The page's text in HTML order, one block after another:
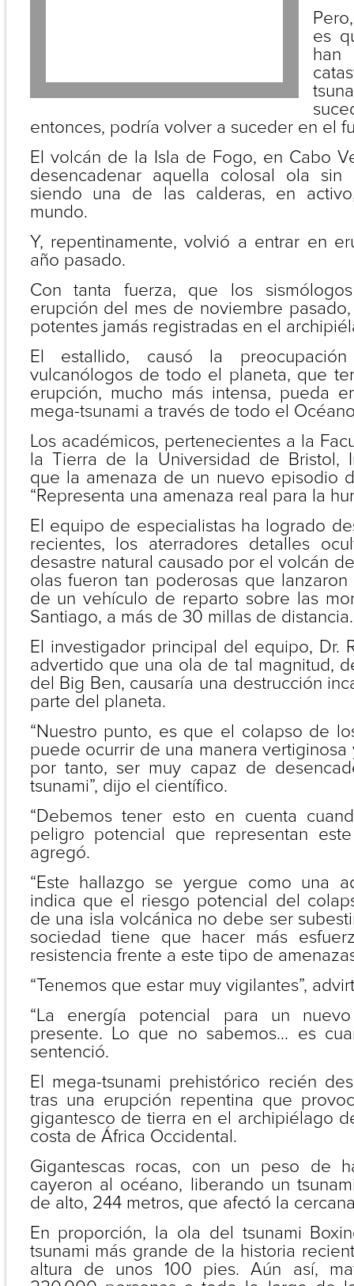
es
han
entonces, podría volver a suceder en el
El volcán de la Isla de Fogo, en Cabo
desencadenar aquella colosal ola sin
siendo una de las calderas, en
mundo.
Y, repentinamente, volvió a entrar en
año pasado.
Con tanta fuerza, que los
erupción del mes de noviembre
potentes jamás registradas en el
El estallido, causó la
vulcanólogos de todo el planeta, que
erupción, mucho más intensa, pueda
mega-tsunami a través de todo el
Los académicos, pertenecientes a la
la Tierra de la Universidad de Bristol,
que la amenaza de un nuevo episodio
“Representa una amenaza real para la
El equipo de especialistas ha logrado
recientes, los aterradores detalles
desastre natural causado por el volcán
olas fueron tan poderosas que
de un vehículo de reparto sobre las
Santiago, a más de 30 millas de distancia.
El investigador principal del equipo, Dr.
advertido que una ola de tal magnitud,
del Big Ben, causaría una destrucción
parte del planeta.
“Nuestro punto, es que el colapso de
puede ocurrir de una manera vertiginosa
por tanto, ser muy capaz de
tsunami”, dijo el científico.
“Debemos tener esto en cuenta
peligro potencial que representan
agregó.
“Este hallazgo se yergue como una
indica que el riesgo potencial del
de una isla volcánica no debe ser
sociedad tiene que hacer más
resistencia frente a este tipo de
“Tenemos que estar muy vigilantes”,
“La energía potencial para un
presente. Lo que no sabemos… es
sentenció.
El mega-tsunami prehistórico recién
tras una erupción repentina que
gigantesco de tierra en el archipiélago
costa de África Occidental.
Gigantescas rocas, con un peso de
cayeron al océano, liberando un
de alto, 244 metros, que afectó la
En proporción, la ola del tsunami
tsunami más grande de la historia
altura de unos 100 pies. Aún así,